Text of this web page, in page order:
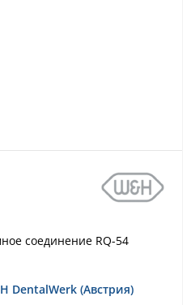
соединение RQ-54
DentalWerk (Австрия)